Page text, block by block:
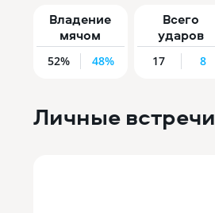
Владение
мячом
52% 48%
Всего
ударов
17 8
Личные встречи